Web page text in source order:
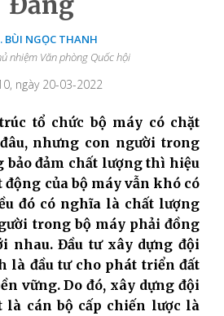
BÙI NGỌC THANH
nhiệm Văn phòng Quốc hội
ngày 20-03-2022
tổ chức bộ máy có chặt
nhưng con người trong
bảo đảm chất lượng thì hiệu
động của bộ máy vẫn khó có
đó có nghĩa là chất lượng
trong bộ máy phải đồng
nhau. Đầu tư xây dựng đội
là đầu tư cho phát triển đất
vững. Do đó, xây dựng đội
là cán bộ cấp chiến lược là